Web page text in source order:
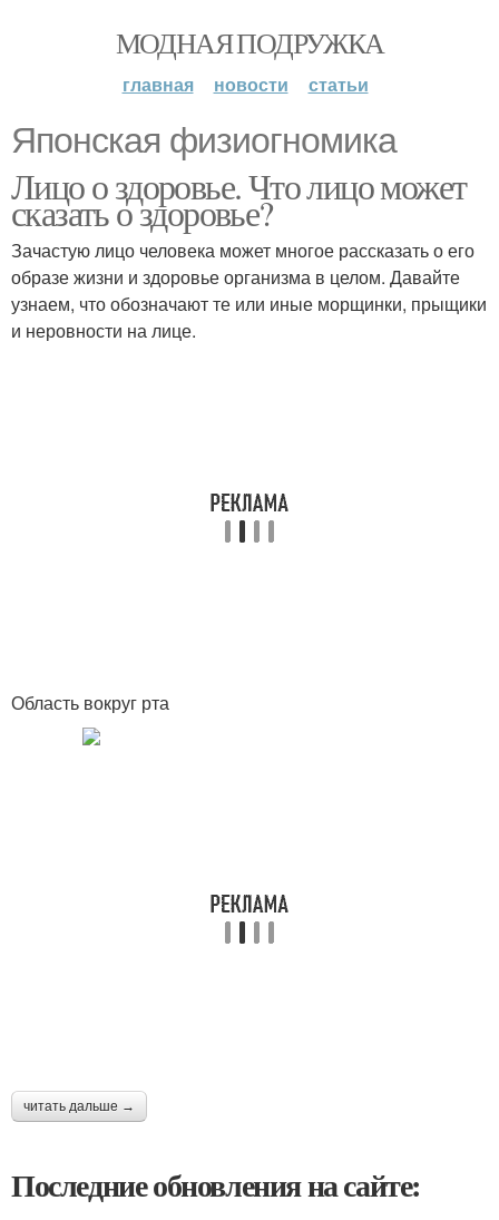
МОДНАЯ ПОДРУЖКА
главная новости статьи
Японская физиогномика
Лицо о здоровье. Что лицо может
сказать о здоровье?
Зачастую лицо человека может многое рассказать о его
образе жизни и здоровье организма в целом. Давайте
узнаем, что обозначают те или иные морщинки, прыщики
и неровности на лице.
Область вокруг рта
читать дальше →
Последние обновления на сайте: